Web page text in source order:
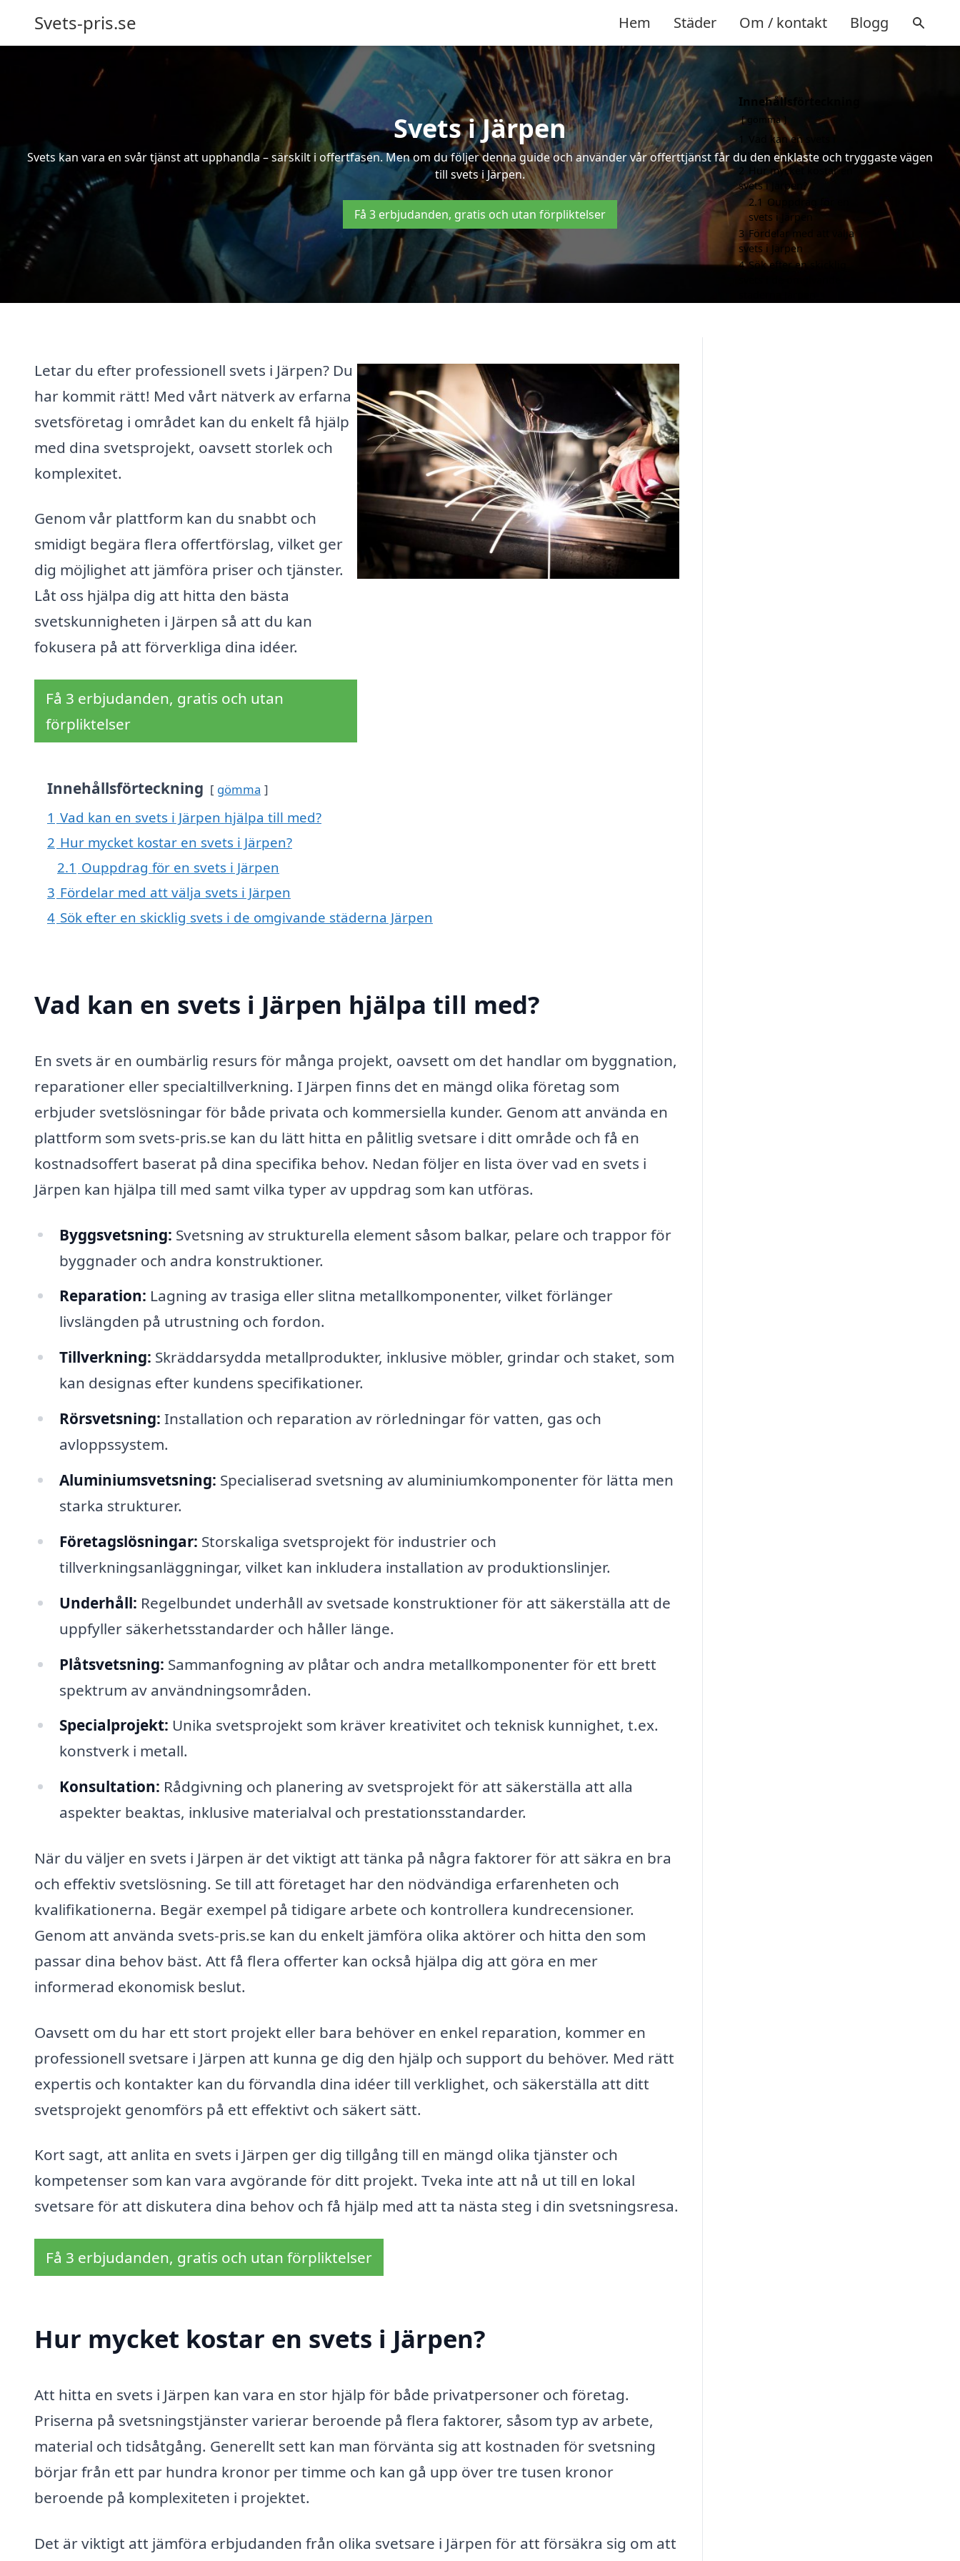
Svets-pris.se Hem Städer Om / kontakt Blogg
Svets i Järpen
Svets kan vara en svår tjänst att upphandla – särskilt i offertfasen. Men om du följer denna guide och använder vår offerttjänst får du den enklaste och tryggaste vägen
till svets i Järpen.
Få 3 erbjudanden, gratis och utan förpliktelser
Letar du efter professionell svets i Järpen? Du
har kommit rätt! Med vårt nätverk av erfarna
svetsföretag i området kan du enkelt få hjälp
med dina svetsprojekt, oavsett storlek och
komplexitet.
Genom vår plattform kan du snabbt och
smidigt begära flera offertförslag, vilket ger
dig möjlighet att jämföra priser och tjänster.
Låt oss hjälpa dig att hitta den bästa
svetskunnigheten i Järpen så att du kan
fokusera på att förverkliga dina idéer.
Få 3 erbjudanden, gratis och utan
förpliktelser
Innehållsförteckning gömma
1 Vad kan en svets i Järpen hjälpa till med?
2 Hur mycket kostar en svets i Järpen?
2.1 Ouppdrag för en svets i Järpen
3 Fördelar med att välja svets i Järpen
4 Sök efter en skicklig svets i de omgivande städerna Järpen
Vad kan en svets i Järpen hjälpa till med?
En svets är en oumbärlig resurs för många projekt, oavsett om det handlar om byggnation,
reparationer eller specialtillverkning. I Järpen finns det en mängd olika företag som
erbjuder svetslösningar för både privata och kommersiella kunder. Genom att använda en
plattform som svets-pris.se kan du lätt hitta en pålitlig svetsare i ditt område och få en
kostnadsoffert baserat på dina specifika behov. Nedan följer en lista över vad en svets i
Järpen kan hjälpa till med samt vilka typer av uppdrag som kan utföras.
Byggsvetsning: Svetsning av strukturella element såsom balkar, pelare och trappor för
byggnader och andra konstruktioner.
Reparation: Lagning av trasiga eller slitna metallkomponenter, vilket förlänger
livslängden på utrustning och fordon.
Tillverkning: Skräddarsydda metallprodukter, inklusive möbler, grindar och staket, som
kan designas efter kundens specifikationer.
Rörsvetsning: Installation och reparation av rörledningar för vatten, gas och
avloppssystem.
Aluminiumsvetsning: Specialiserad svetsning av aluminiumkomponenter för lätta men
starka strukturer.
Företagslösningar: Storskaliga svetsprojekt för industrier och
tillverkningsanläggningar, vilket kan inkludera installation av produktionslinjer.
Underhåll: Regelbundet underhåll av svetsade konstruktioner för att säkerställa att de
uppfyller säkerhetsstandarder och håller länge.
Plåtsvetsning: Sammanfogning av plåtar och andra metallkomponenter för ett brett
spektrum av användningsområden.
Specialprojekt: Unika svetsprojekt som kräver kreativitet och teknisk kunnighet, t.ex.
konstverk i metall.
Konsultation: Rådgivning och planering av svetsprojekt för att säkerställa att alla
aspekter beaktas, inklusive materialval och prestationsstandarder.
När du väljer en svets i Järpen är det viktigt att tänka på några faktorer för att säkra en bra
och effektiv svetslösning. Se till att företaget har den nödvändiga erfarenheten och
kvalifikationerna. Begär exempel på tidigare arbete och kontrollera kundrecensioner.
Genom att använda svets-pris.se kan du enkelt jämföra olika aktörer och hitta den som
passar dina behov bäst. Att få flera offerter kan också hjälpa dig att göra en mer
informerad ekonomisk beslut.
Oavsett om du har ett stort projekt eller bara behöver en enkel reparation, kommer en
professionell svetsare i Järpen att kunna ge dig den hjälp och support du behöver. Med rätt
expertis och kontakter kan du förvandla dina idéer till verklighet, och säkerställa att ditt
svetsprojekt genomförs på ett effektivt och säkert sätt.
Kort sagt, att anlita en svets i Järpen ger dig tillgång till en mängd olika tjänster och
kompetenser som kan vara avgörande för ditt projekt. Tveka inte att nå ut till en lokal
svetsare för att diskutera dina behov och få hjälp med att ta nästa steg i din svetsningsresa.
Få 3 erbjudanden, gratis och utan förpliktelser
Hur mycket kostar en svets i Järpen?
Att hitta en svets i Järpen kan vara en stor hjälp för både privatpersoner och företag.
Priserna på svetsningstjänster varierar beroende på flera faktorer, såsom typ av arbete,
material och tidsåtgång. Generellt sett kan man förvänta sig att kostnaden för svetsning
börjar från ett par hundra kronor per timme och kan gå upp över tre tusen kronor
beroende på komplexiteten i projektet.
Det är viktigt att jämföra erbjudanden från olika svetsare i Järpen för att försäkra sig om att
Innehållsförteckning
gömma
Vad kan en svets i
Järpen hjälpa till med?
Hur mycket kostar en
svets i Järpen?
2.1 Ouppdrag för en
svets i Järpen
3 Fördelar med att välja
svets i Järpen
4 Sök efter en skicklig